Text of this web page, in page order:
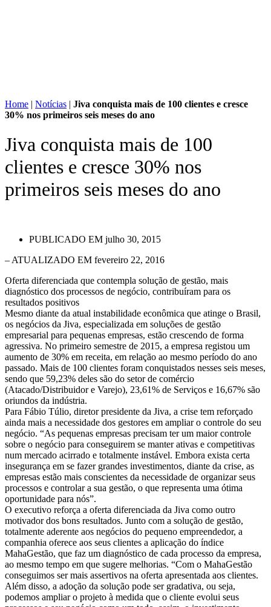
Home | Notícias | Jiva conquista mais de 100 clientes e cresce
30% nos primeiros seis meses do ano
Jiva conquista mais de 100
clientes e cresce 30% nos
primeiros seis meses do ano
PUBLICADO EM julho 30, 2015
– ATUALIZADO EM fevereiro 22, 2016
Oferta diferenciada que contempla solução de gestão, mais
diagnóstico dos processos de negócio, contribuíram para os
resultados positivos
Mesmo diante da atual instabilidade econômica que atinge o Brasil,
os negócios da Jiva, especializada em soluções de gestão
empresarial para pequenas empresas, estão crescendo de forma
agressiva. No primeiro semestre de 2015, a empresa registou um
aumento de 30% em receita, em relação ao mesmo período do ano
passado. Mais de 100 clientes foram conquistados nesses seis meses,
sendo que 59,23% deles são do setor de comércio
(Atacado/Distribuidor e Varejo), 23,61% de Serviços e 16,67% são
oriundos da indústria.
Para Fábio Túlio, diretor presidente da Jiva, a crise tem reforçado
ainda mais a necessidade dos gestores em ampliar o controle do seu
negócio. “As pequenas empresas precisam ter um maior controle
sobre o negócio para conseguirem se manter ativas e competitivas
num mercado acirrado e totalmente instável. Embora exista certa
insegurança em se fazer grandes investimentos, diante da crise, as
empresas estão mais conscientes da necessidade de organizar seus
processos e controlar a sua gestão, o que representa uma ótima
oportunidade para nós”.
O executivo reforça a oferta diferenciada da Jiva como outro
motivador dos bons resultados. Junto com a solução de gestão,
totalmente aderente aos negócios do pequeno empreendedor, a
companhia oferece aos seus clientes a aplicação do índice
MahaGestão, que faz um diagnóstico de cada processo da empresa,
ao mesmo tempo em que sugere melhorias. “Com o MahaGestão
conseguimos ser mais assertivos na oferta apresentada aos clientes.
Além disso, a adoção da solução pode ser gradativa, ou seja,
podemos ampliar o projeto à medida que o cliente evolui seus